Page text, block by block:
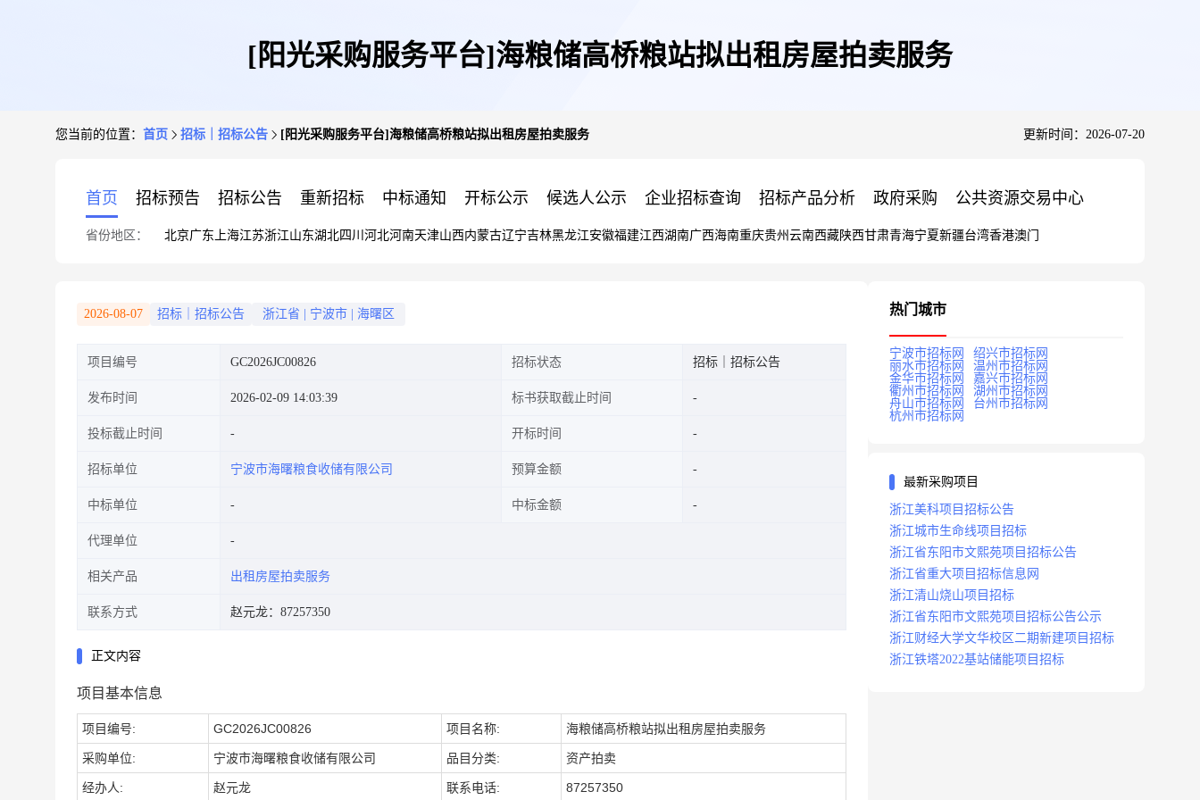
[阳光采购服务平台]海粮储高桥粮站拟出租房屋拍卖服务
您当前的位置： 首页 招标｜招标公告 [阳光采购服务平台]海粮储高桥粮站拟出租房屋拍卖服务 更新时间：2026-07-20
首页 招标预告 招标公告 重新招标 中标通知 开标公示 候选人公示 企业招标查询 招标产品分析 政府采购 公共资源交易中心
省份地区： 北京广东 上海江苏浙江山东湖北四川 河北河南天津山西内蒙古辽宁吉林黑龙江安徽福建江西湖南广西海南重庆贵州 云南西藏陕西甘肃青海宁夏新疆台湾香港澳门
2026-08-07 招标｜招标公告 浙江省 宁波市 海曙区
项目编号 GC2026JC00826 招标状态 招标｜招标公告
发布时间 2026-02-09 14:03:39 标书获取截止时间
投标截止时间 开标时间
招标单位 宁波市海曙粮食收储有限公司 预算金额
中标单位 中标金额
代理单位
相关产品 出租房屋拍卖服务
联系方式 赵元龙：87257350
正文内容
项目基本信息
项目编号: GC2026JC00826 项目名称: 海粮储高桥粮站拟出租房屋拍卖服务
采购单位: 宁波市海曙粮食收储有限公司 品目分类: 资产拍卖
经办人: 赵元龙 联系电话: 87257350
热门城市
宁波市招标网
绍兴市招标网
丽水市招标网
温州市招标网
金华市招标网
嘉兴市招标网
衢州市招标网
湖州市招标网
舟山市招标网
台州市招标网
杭州市招标网
最新采购项目
浙江美科项目招标公告
浙江城市生命线项目招标
浙江省东阳市文熙苑项目招标公告
浙江省重大项目招标信息网
浙江清山烧山项目招标
浙江省东阳市文熙苑项目招标公告公示
浙江财经大学文华校区二期新建项目招标
浙江铁塔2022基站储能项目招标